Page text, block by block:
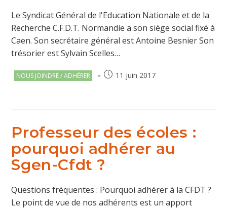
Le Syndicat Général de l'Education Nationale et de la
Recherche C.F.D.T. Normandie a son siège social fixé à
Caen. Son secrétaire général est Antoine Besnier Son
trésorier est Sylvain Scelles…
Post
NOUS JOINDRE / ADHÉRER
Publication
11 juin 2017
Professeur des écoles :
pourquoi adhérer au
Sgen-Cfdt ?
Questions fréquentes : Pourquoi adhérer à la CFDT ?
Le point de vue de nos adhérents est un apport